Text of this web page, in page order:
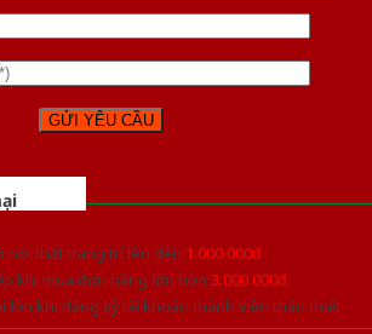
nội thất trang trí lên đến 1.000.000đ
khi mua đơn hàng lớn hơn 3.000.000đ
lớn khi đăng ký tài khoản thành viên thân thiết